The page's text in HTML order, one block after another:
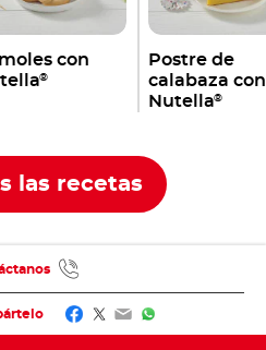
con
®
Postre de
calabaza con
Nutella®
las recetas
Facebook
Twitter
EmailWhatsApp